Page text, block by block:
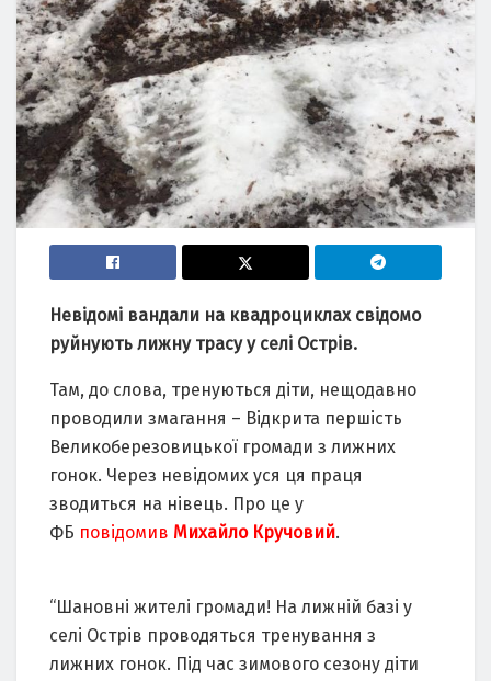
Невідомі вандали на квадроциклах свідомо
руйнують лижну трасу у селі Острів.
Там, до слова, тренуються діти, нещодавно
проводили змагання – Відкрита першість
Великоберезовицької громади з лижних
гонок. Через невідомих уся ця праця
зводиться на нівець. Про це у
ФБ повідомив Михайло Кручовий.
“Шановні жителі громади! На лижній базі у
селі Острів проводяться тренування з
лижних гонок. Під час зимового сезону діти